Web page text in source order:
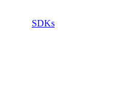
SDKs